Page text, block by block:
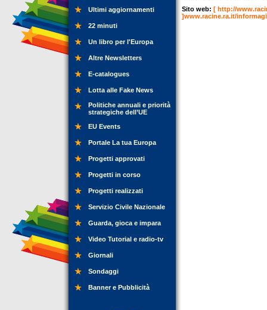
Ultimi aggiornamenti
22 minuti
Un libro per l'Europa
Altre Newsletters
E-catalogues
Lotta alle Fake News
Politiche annuali e priorità
strategiche dell’UE
EU Events
Portale La tua Europa
Progetti approvati
Progetti in corso
Progetti realizzati
Servizio Civile Nazionale
Guarda, gioca e impara
Video Tutorial e radio-tv
Giornali
Sondaggi
Banner e Pubblicità
Sito web: [ http://
]www.racine.ra.it/